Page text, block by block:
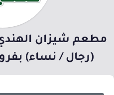
مطعم شيزان
(رجال / نساء)